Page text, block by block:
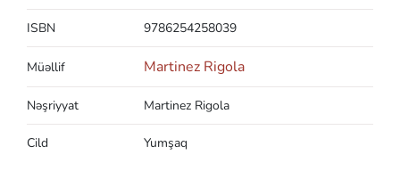
ISBN 9786254258039
Müəllif Martinez Rigola
Nəşriyyat Martinez Rigola
Cild Yumşaq